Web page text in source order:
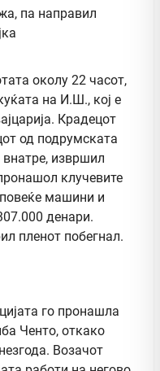
околу 22 часот,
на И.Ш., кој е
Крадецот
од подрумската
внатре, извршил
клучевите
повеќе машини и
денари.
пленот побегнал.
го пронашла
Ченто, откако
Возачот